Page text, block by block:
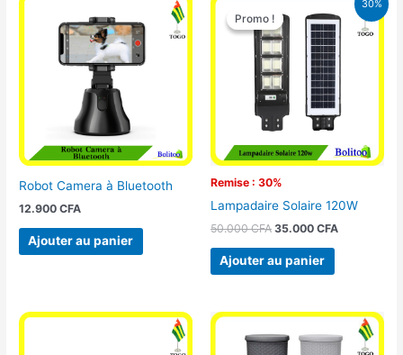
Robot Camera à Bluetooth
12.900CFA
Ajouter au panier
30%
Promo !
Remise : 30%
Promo !
Lampadaire Solaire 120W
50.000CFA
prix
initial
était :
50.000 CFA.
35.000 CFA
prix
actuel
est :
35.000
Ajouter au panier